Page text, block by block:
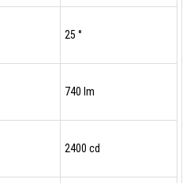
25 °
740 lm
2400 cd